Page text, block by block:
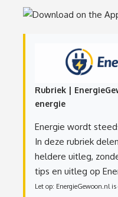
Rubriek |
energie
Energie wordt
In deze rubriek
heldere uitleg,
tips en uitleg op
Let op: EnergieGewoon.nl